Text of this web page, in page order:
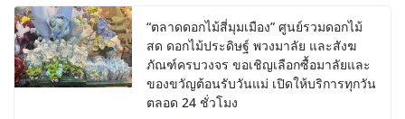
“ตลาดดอกไม้สี่มุมเมือง” ศูนย์รวมดอกไม้
สด ดอกไม้ประดิษฐ์ พวงมาลัย และสังฆ
ภัณฑ์ครบวงจร ขอเชิญเลือกซื้อมาลัยและ
ของขวัญต้อนรับวันแม่ เปิดให้บริการทุกวัน
ตลอด 24 ชั่วโมง